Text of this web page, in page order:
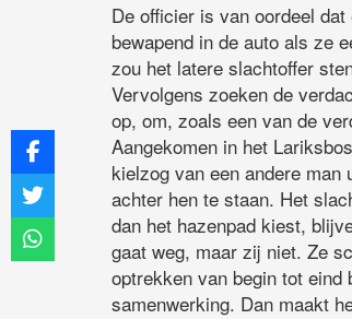
De officier is van oordeel
bewapend in de auto als ze
zou het latere slachtoffer
Vervolgens zoeken de
op, om, zoals een van de
Aangekomen in het
kielzog van een andere
achter hen te staan. Het
dan het hazenpad kiest,
gaat weg, maar zij niet. Ze
optrekken van begin tot
samenwerking. Dan maakt